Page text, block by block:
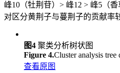
峰10（牡荆苷）> 峰12 > 峰5（
对区分黄荆子与蔓荆子的贡献率
图4 聚类分析树状图
Figure 4.Cluster analysis tree
查看原图